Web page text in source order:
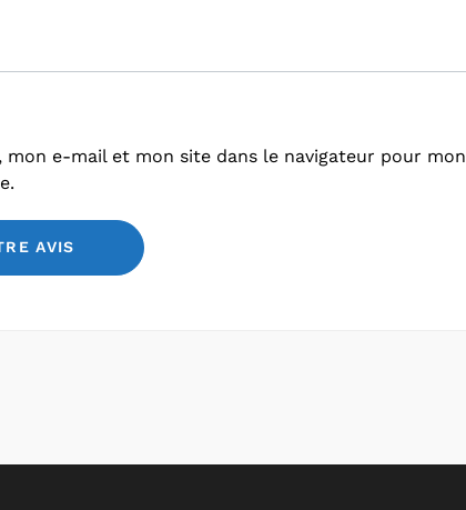
mon e-mail et mon site dans le navigateur pour mon